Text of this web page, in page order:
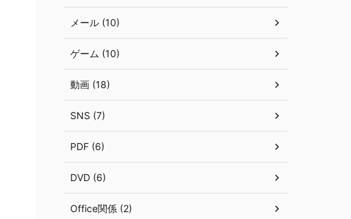
メール (10)
ゲーム (10)
動画 (18)
SNS (7)
PDF (6)
DVD (6)
Office関係 (2)